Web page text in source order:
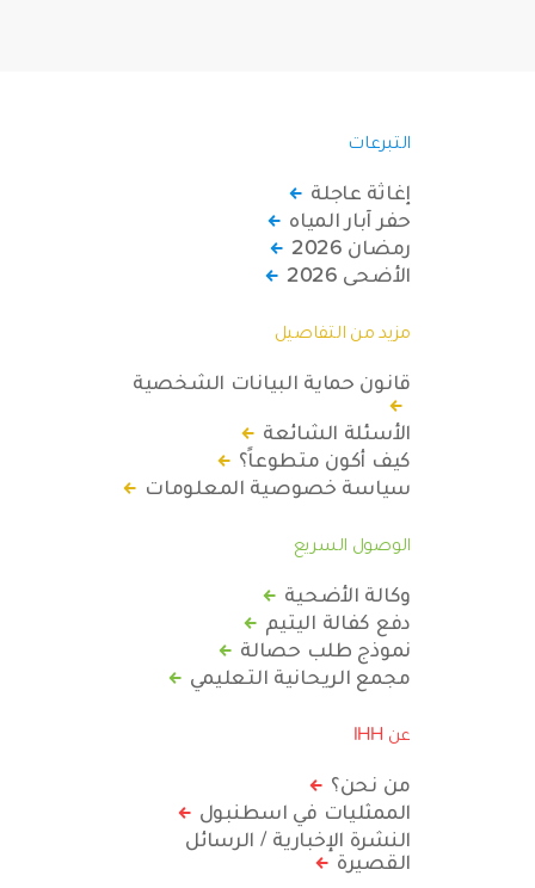
التبرعات
إغاثة عاجلة
حفر آبار المياه
رمضان 2026
الأضحى 2026
مزيد من التفاصيل
قانون حماية البيانات الشخصية
الأسئلة الشائعة
كيف أكون متطوعاً؟
سياسة خصوصية المعلومات
الوصول السريع
وكالة الأضحية
دفع كفالة اليتيم
نموذج طلب حصالة
مجمع الريحانية التعليمي
عن IHH
من نحن؟
الممثليات في اسطنبول
النشرة الإخبارية / الرسائل
القصيرة